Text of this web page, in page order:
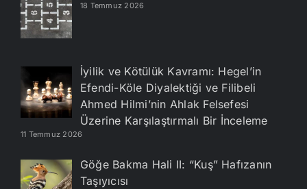
18 Temmuz 2026
İyilik ve Kötülük Kavramı: Hegel’in
Efendi-Köle Diyalektiği ve Filibeli
Ahmed Hilmi’nin Ahlak Felsefesi
Üzerine Karşılaştırmalı Bir İnceleme
11 Temmuz 2026
Göğe Bakma Hali II: “Kuş” Hafızanın
Taşıyıcısı